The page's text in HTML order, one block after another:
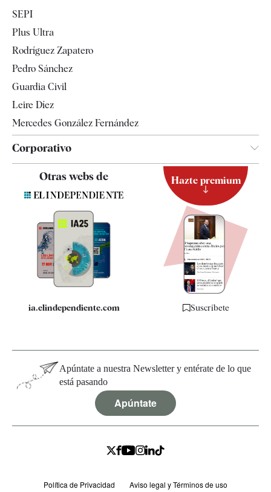
Televisión
SEPI
Plus Ultra
Rodríguez Zapatero
Pedro Sánchez
Guardia Civil
Leire Díez
Mercedes González Fernández
Corporativo
Contacto
Quiénes somos
Especificaciones
Otras webs de
ia.elindependiente.com
Hazte premium
Suscríbete
Apúntate a nuestra Newsletter y entérate de lo que
está pasando
Apúntate
Política de Privacidad Aviso legal y Términos de uso